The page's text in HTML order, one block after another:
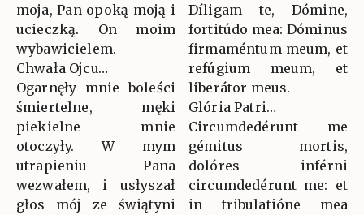
moja, Pan opoką moją i
ucieczką. On moim
wybawicielem.
Chwała Ojcu…
Ogarnęły mnie boleści
śmiertelne, męki
piekielne mnie
otoczyły. W mym
utrapieniu Pana
wezwałem, i usłyszał
głos mój ze świątyni
Díligam te, Dómine,
fortitúdo mea: Dóminus
firmaméntum meum, et
refúgium meum, et
liberátor meus.
Glória Patri…
Circumdedérunt me
gémitus mortis,
dolóres inférni
circumdedérunt me: et
in tribulatióne mea